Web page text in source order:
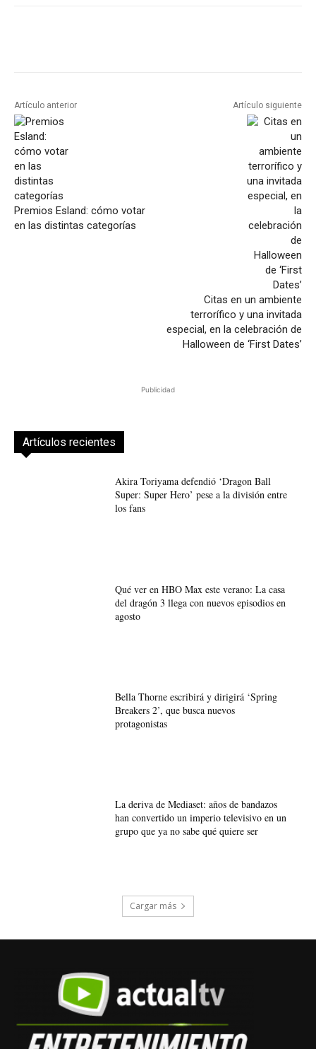
Artículo anterior
Premios Esland: cómo votar
en las distintas categorías
Artículo siguiente
Citas en un ambiente
terrorífico y una invitada
especial, en la celebración de
Halloween de ‘First Dates’
Publicidad
Artículos recientes
Akira Toriyama defendió ‘Dragon Ball
Super: Super Hero’ pese a la división entre
los fans
Qué ver en HBO Max este verano: La casa
del dragón 3 llega con nuevos episodios en
agosto
Bella Thorne escribirá y dirigirá ‘Spring
Breakers 2’, que busca nuevos
protagonistas
La deriva de Mediaset: años de bandazos
han convertido un imperio televisivo en un
grupo que ya no sabe qué quiere ser
Cargar más